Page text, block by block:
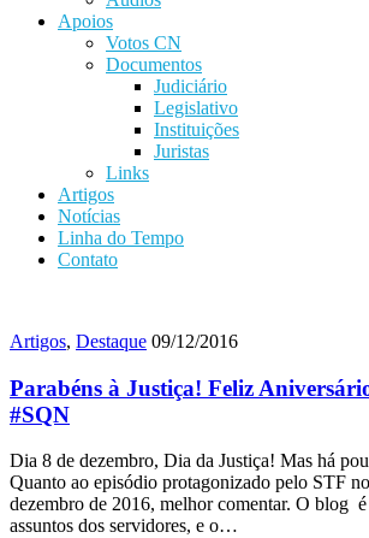
Apoios
Votos CN
Documentos
Judiciário
Legislativo
Instituições
Juristas
Links
Artigos
Notícias
Linha do Tempo
Contato
Artigos, Destaque 09/12/2016
Parabéns à Justiça! Feliz
#SQN
Dia 8 de dezembro, Dia da Justiça! Mas há
Quanto ao episódio protagonizado pelo STF
dezembro de 2016, melhor comentar. O blog
assuntos dos servidores, e o…